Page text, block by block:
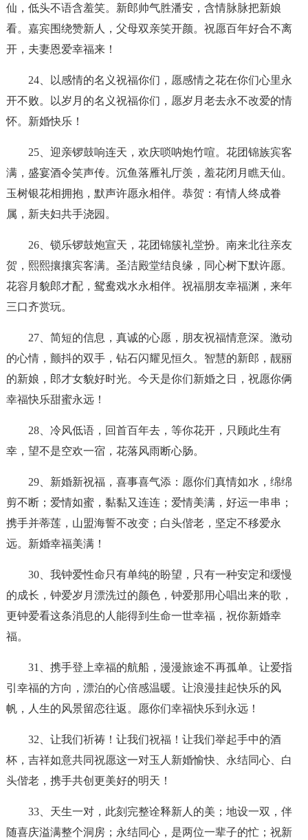
仙，低头不语含羞笑。新郎帅气胜潘安，含情脉脉把新娘
看。嘉宾围绕赞新人，父母双亲笑开颜。祝愿百年好合不离
开，夫妻恩爱幸福来！
24、以感情的名义祝福你们，愿感情之花在你们心里永
开不败。以岁月的名义祝福你们，愿岁月老去永不改爱的情
怀。新婚快乐！
25、迎亲锣鼓响连天，欢庆唢呐炮竹喧。花团锦族宾客
满，盛宴酒令笑声传。沉鱼落雁礼厅羡，羞花闭月瞧天仙。
玉树银花相拥抱，默声许愿永相伴。恭贺：有情人终成眷
属，新夫妇共手浇园。
26、锁乐锣鼓炮宣天，花团锦簇礼堂扮。南来北往亲友
贺，熙熙攘攘宾客满。圣洁殿堂结良缘，同心树下默许愿。
花容月貌郎才配，鸳鸯戏水永相伴。祝福朋友幸福渊，来年
三口齐赏玩。
27、简短的信息，真诚的心愿，朋友祝福情意深。激动
的心情，颤抖的双手，钻石闪耀见恒久。智慧的新郎，靓丽
的新娘，郎才女貌好时光。今天是你们新婚之日，祝愿你俩
幸福快乐甜蜜永远！
28、冷风低语，回首百年去，等你花开，只顾此生有
幸，望不是空欢一宿，花落风雨断心肠。
29、新婚新祝福，喜事喜气添：愿你们真情如水，绵绵
剪不断；爱情如蜜，黏黏又连连；爱情美满，好运一串串；
携手并蒂莲，山盟海誓不改变；白头偕老，坚定不移爱永
远。新婚幸福美满！
30、我钟爱性命只有单纯的盼望，只有一种安定和缓慢
的成长，钟爱岁月漂洗过的颜色，钟爱那用心唱出来的歌，
更钟爱看这条消息的人能得到生命一世幸福，祝你新婚幸
福。
31、携手登上幸福的航船，漫漫旅途不再孤单。让爱指
引幸福的方向，漂泊的心倍感温暖。让浪漫挂起快乐的风
帆，人生的风景留恋往返。愿你们幸福快乐到永远！
32、让我们祈祷！让我们祝福！让我们举起手中的酒
杯，吉祥如意共同祝愿这一对玉人新婚愉快、永结同心、白
头偕老，携手共创更美好的明天！
33、天生一对，此刻完整诠释新人的美；地设一双，伴
随喜庆溢满整个洞房；永结同心，是两位一辈子的忙；祝新